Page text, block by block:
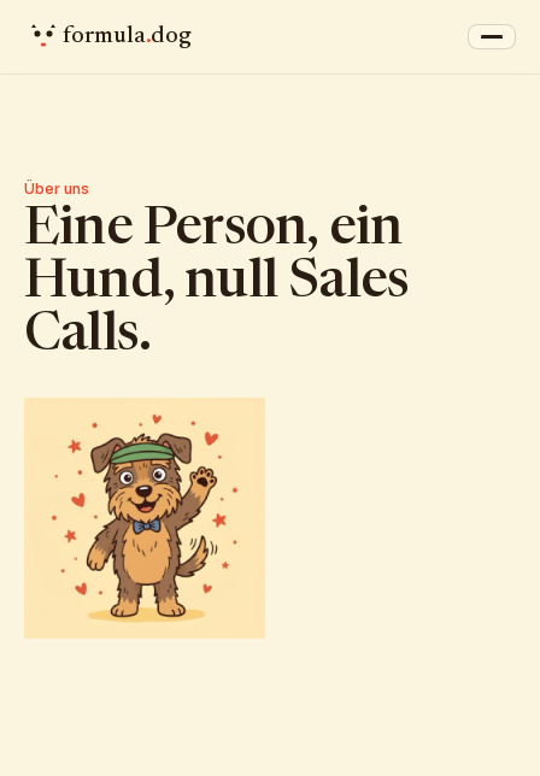
formula.dog
Über uns
Eine Person, ein
Hund, null Sales
Calls.